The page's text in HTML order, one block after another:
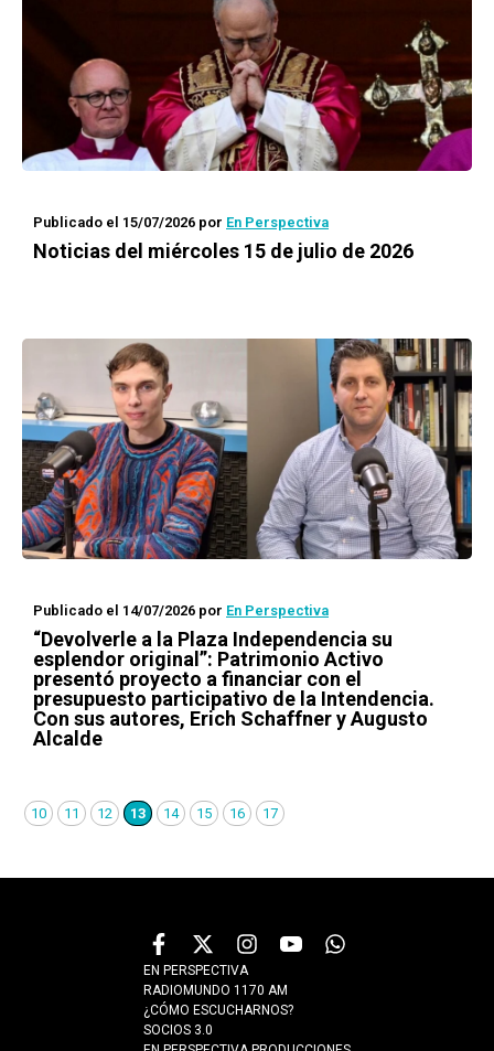
Publicado el 15/07/2026 por En Perspectiva
Noticias del miércoles 15 de julio de 2026
Publicado el 14/07/2026 por En Perspectiva
“Devolverle a la Plaza Independencia su
esplendor original”: Patrimonio Activo
presentó proyecto a financiar con el
presupuesto participativo de la Intendencia.
Con sus autores, Erich Schaffner y Augusto
Alcalde
10 11 12 13 14 15 16 17
EN PERSPECTIVA
RADIOMUNDO 1170 AM
¿CÓMO ESCUCHARNOS?
SOCIOS 3.0